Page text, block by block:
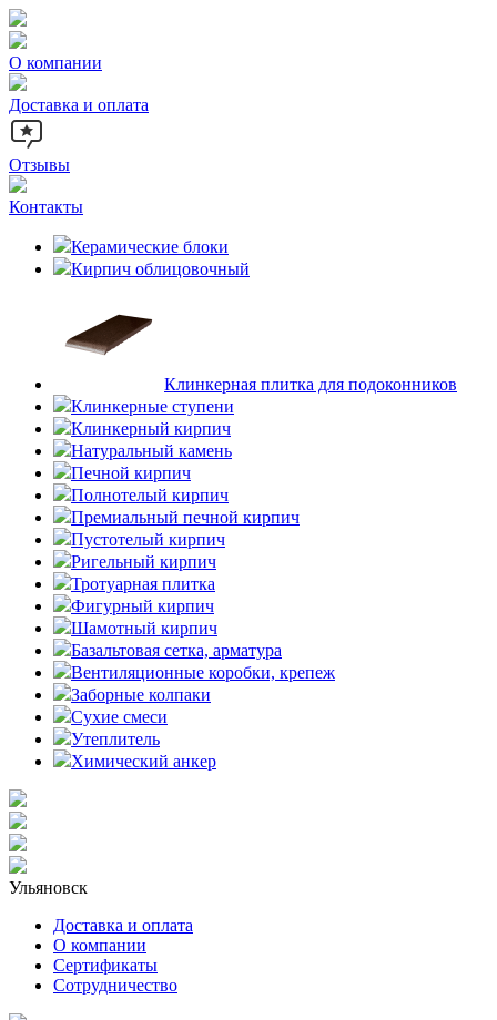
О компании
Доставка и оплата
Отзывы
Контакты
Керамические блоки
Кирпич облицовочный
Клинкерная плитка для подоконников
Клинкерные ступени
Клинкерный кирпич
Натуральный камень
Печной кирпич
Полнотелый кирпич
Премиальный печной кирпич
Пустотелый кирпич
Ригельный кирпич
Тротуарная плитка
Фигурный кирпич
Шамотный кирпич
Базальтовая сетка, арматура
Вентиляционные коробки, крепеж
Заборные колпаки
Сухие смеси
Утеплитель
Химический анкер
Ульяновск
Доставка и оплата
О компании
Сертификаты
Сотрудничество